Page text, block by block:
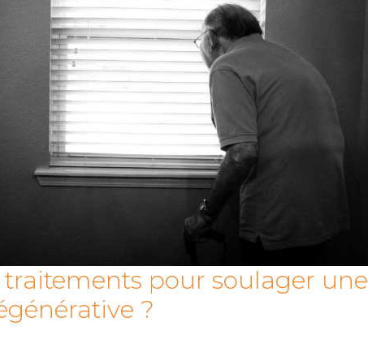
traitements pour soulager une
?